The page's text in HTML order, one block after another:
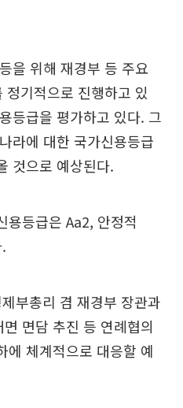
을 위해 재경부 등 주요
기적으로 진행하고 있
등급을 평가하고 있다. 그
라에 대한 국가신용등급
것으로 예상된다.
용등급은 Aa2, 안정적
부총리 겸 재경부 장관과
면담 추진 등 연례협의
에 체계적으로 대응할 예